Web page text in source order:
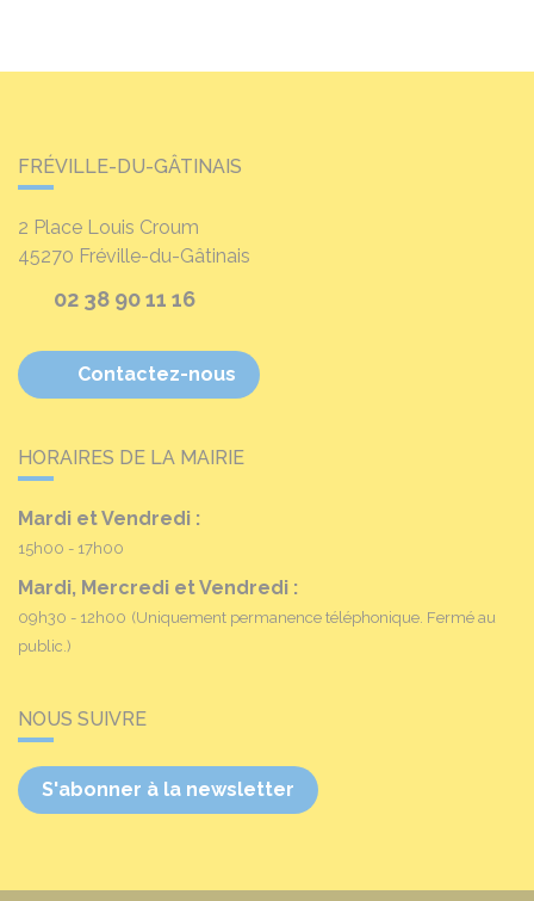
FRÉVILLE-DU-GÂTINAIS
2 Place Louis Croum
45270 Fréville-du-Gâtinais
02 38 90 11 16
Contactez-nous
HORAIRES DE LA MAIRIE
Mardi et Vendredi :
15h00 - 17h00
Mardi, Mercredi et Vendredi :
09h30 - 12h00 (Uniquement permanence téléphonique. Fermé au
public.)
NOUS SUIVRE
S'abonner à la newsletter